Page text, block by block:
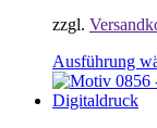
zzgl.
Ausführung